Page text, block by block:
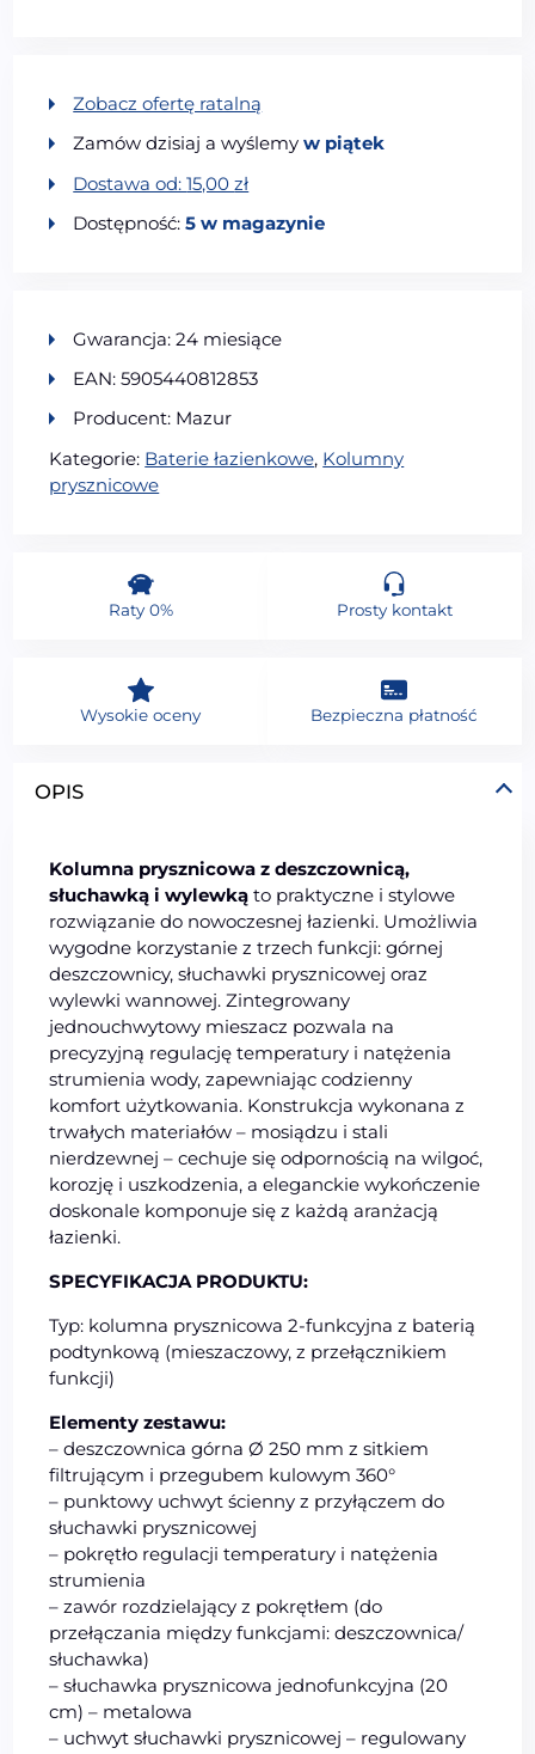
OPIS
Kolumna prysznicowa z deszczownicą,
słuchawką i wylewką to praktyczne i stylowe
rozwiązanie do nowoczesnej łazienki. Umożliwia
wygodne korzystanie z trzech funkcji: górnej
deszczownicy, słuchawki prysznicowej oraz
wylewki wannowej. Zintegrowany
jednouchwytowy mieszacz pozwala na
precyzyjną regulację temperatury i natężenia
strumienia wody, zapewniając codzienny
komfort użytkowania. Konstrukcja wykonana z
trwałych materiałów – mosiądzu i stali
nierdzewnej – cechuje się odpornością na wilgoć,
korozję i uszkodzenia, a eleganckie wykończenie
doskonale komponuje się z każdą aranżacją
łazienki.
SPECYFIKACJA PRODUKTU:
Typ: kolumna prysznicowa 2-funkcyjna z baterią
podtynkową (mieszaczowy, z przełącznikiem
funkcji)
Elementy zestawu:
– deszczownica górna Ø 250 mm z sitkiem
filtrującym i przegubem kulowym 360°
– punktowy uchwyt ścienny z przyłączem do
słuchawki prysznicowej
– pokrętło regulacji temperatury i natężenia
strumienia
– zawór rozdzielający z pokrętłem (do
przełączania między funkcjami: deszczownica/
słuchawka)
– słuchawka prysznicowa jednofunkcyjna (20
cm) – metalowa
– uchwyt słuchawki prysznicowej – regulowany
Zobacz ofertę ratalną
Zamów dzisiaj a wyślemyw piątek
Dostawa od:15,00zł
Dostępność:5 w magazynie
Gwarancja: 24 miesiące
EAN: 5905440812853
Producent: Mazur
Kategorie: Baterie łazienkowe, Kolumny
prysznicowe
Raty 0% Prosty kontakt
Wysokie oceny Bezpieczna płatność